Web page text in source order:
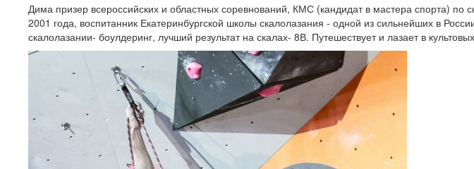
Дима призер всероссийских и областных соревнований, КМС (кандидат в мастера спорта) по
2001 года, воспитанник Екатеринбургской школы скалолазания - одной из сильнейших в
скалолазании- боулдеринг, лучший результат на скалах- 8В. Путешествует и лазает в